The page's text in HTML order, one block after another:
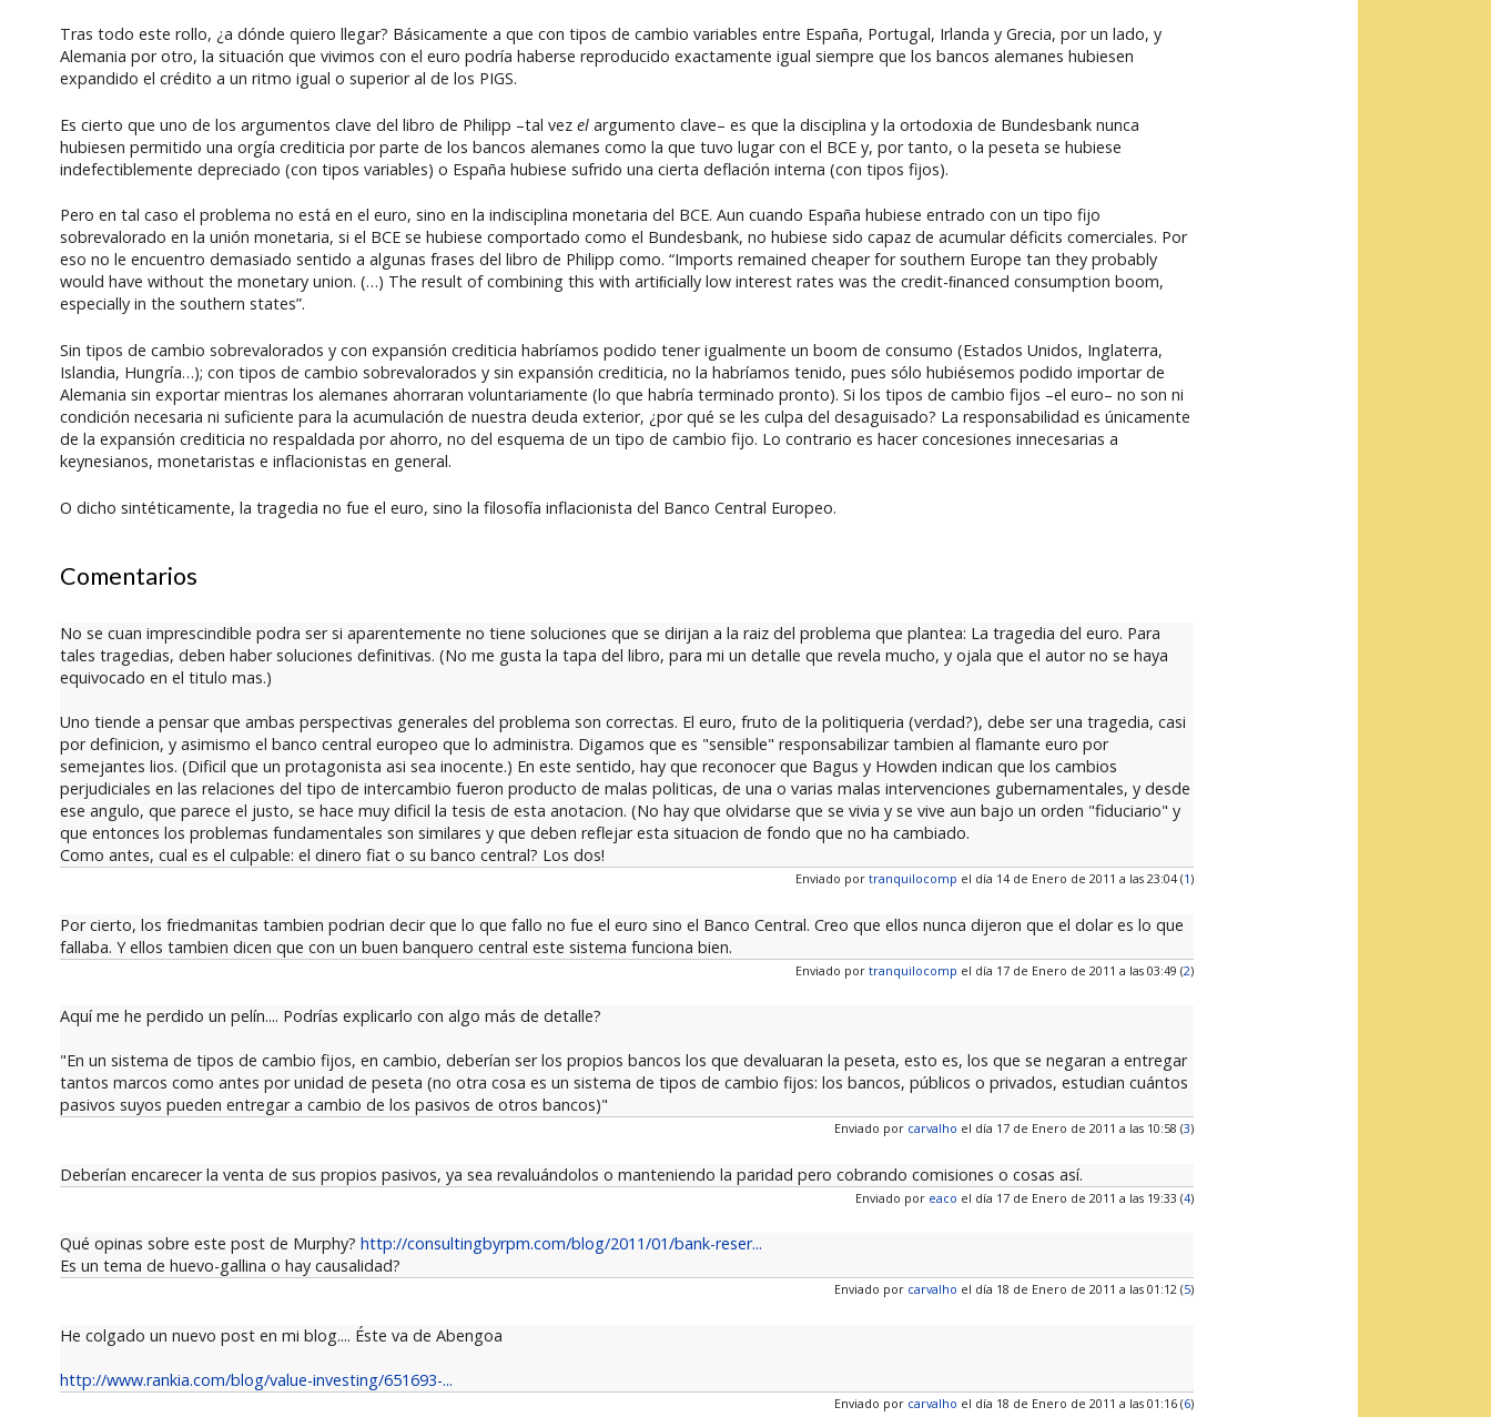
Tras todo este rollo, ¿a dónde quiero llegar? Básicamente a que con tipos de cambio variables entre España, Portugal, Irlanda y Grecia, por un lado, y
Alemania por otro, la situación que vivimos con el euro podría haberse reproducido exactamente igual siempre que los bancos alemanes hubiesen
expandido el crédito a un ritmo igual o superior al de los PIGS.
Es cierto que uno de los argumentos clave del libro de Philipp –tal vez elargumento clave– es que la disciplina y la ortodoxia de Bundesbank nunca
hubiesen permitido una orgía crediticia por parte de los bancos alemanes como la que tuvo lugar con el BCE y, por tanto, o la peseta se hubiese
indefectiblemente depreciado (con tipos variables) o España hubiese sufrido una cierta deflación interna (con tipos fijos).
Pero en tal caso el problema no está en el euro, sino en la indisciplina monetaria del BCE. Aun cuando España hubiese entrado con un tipo fijo
sobrevalorado en la unión monetaria, si el BCE se hubiese comportado como el Bundesbank, no hubiese sido capaz de acumular déficits comerciales. Por
eso no le encuentro demasiado sentido a algunas frases del libro de Philipp como. “Imports remained cheaper for southern Europe tan they probably
would have without the monetary union. (…) The result of combining this with artiﬁcially low interest rates was the credit-ﬁnanced consumption boom,
especially in the southern states”.
Sin tipos de cambio sobrevalorados y con expansión crediticia habríamos podido tener igualmente un boom de consumo (Estados Unidos, Inglaterra,
Islandia, Hungría…); con tipos de cambio sobrevalorados y sin expansión crediticia, no la habríamos tenido, pues sólo hubiésemos podido importar de
Alemania sin exportar mientras los alemanes ahorraran voluntariamente (lo que habría terminado pronto). Si los tipos de cambio fijos –el euro– no son ni
condición necesaria ni suficiente para la acumulación de nuestra deuda exterior, ¿por qué se les culpa del desaguisado? La responsabilidad es únicamente
de la expansión crediticia no respaldada por ahorro, no del esquema de un tipo de cambio fijo. Lo contrario es hacer concesiones innecesarias a
keynesianos, monetaristas e inflacionistas en general.
O dicho sintéticamente, la tragedia no fue el euro, sino la filosofía inflacionista del Banco Central Europeo.
Comentarios
No se cuan imprescindible podra ser si aparentemente no tiene soluciones que se dirijan a la raiz del problema que plantea: La tragedia del euro. Para
tales tragedias, deben haber soluciones definitivas. (No me gusta la tapa del libro, para mi un detalle que revela mucho, y ojala que el autor no se haya
equivocado en el titulo mas.)
Uno tiende a pensar que ambas perspectivas generales del problema son correctas. El euro, fruto de la politiqueria (verdad?), debe ser una tragedia, casi
por definicion, y asimismo el banco central europeo que lo administra. Digamos que es "sensible" responsabilizar tambien al flamante euro por
semejantes lios. (Dificil que un protagonista asi sea inocente.) En este sentido, hay que reconocer que Bagus y Howden indican que los cambios
perjudiciales en las relaciones del tipo de intercambio fueron producto de malas politicas, de una o varias malas intervenciones gubernamentales, y desde
ese angulo, que parece el justo, se hace muy dificil la tesis de esta anotacion. (No hay que olvidarse que se vivia y se vive aun bajo un orden "fiduciario" y
que entonces los problemas fundamentales son similares y que deben reflejar esta situacion de fondo que no ha cambiado.
Como antes, cual es el culpable: el dinero fiat o su banco central? Los dos!
Enviado portranquilocomp el día 14 de Enero de 2011 a las 23:04 (1)
Por cierto, los friedmanitas tambien podrian decir que lo que fallo no fue el euro sino el Banco Central. Creo que ellos nunca dijeron que el dolar es lo que
fallaba. Y ellos tambien dicen que con un buen banquero central este sistema funciona bien.
Enviado portranquilocomp el día 17 de Enero de 2011 a las 03:49 (2)
Aquí me he perdido un pelín.... Podrías explicarlo con algo más de detalle?
"En un sistema de tipos de cambio fijos, en cambio, deberían ser los propios bancos los que devaluaran la peseta, esto es, los que se negaran a entregar
tantos marcos como antes por unidad de peseta (no otra cosa es un sistema de tipos de cambio fijos: los bancos, públicos o privados, estudian cuántos
pasivos suyos pueden entregar a cambio de los pasivos de otros bancos)"
Enviado por carvalho el día 17 de Enero de 2011 a las 10:58 (3)
Deberían encarecer la venta de sus propios pasivos, ya sea revaluándolos o manteniendo la paridad pero cobrando comisiones o cosas así.
Enviado por eaco el día 17 de Enero de 2011 a las 19:33 (4)
Qué opinas sobre este post de Murphy? http://consultingbyrpm.com/blog/2011/01/bank-reser...
Es un tema de huevo-gallina o hay causalidad?
Enviado por carvalho el día 18 de Enero de 2011 a las 01:12 (5)
He colgado un nuevo post en mi blog.... Éste va de Abengoa
http://www.rankia.com/blog/value-investing/651693-...
Enviado por carvalho el día 18 de Enero de 2011 a las 01:16 (6)